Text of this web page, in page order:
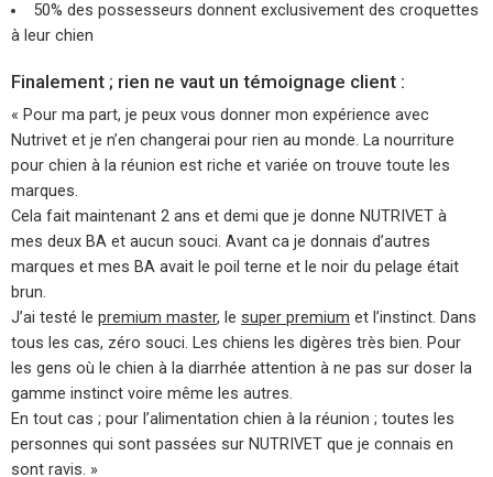
50% des possesseurs donnent exclusivement des croquettes
à leur chien
Finalement ; rien ne vaut un témoignage client :
« Pour ma part, je peux vous donner mon expérience avec
Nutrivet et je n’en changerai pour rien au monde. La nourriture
pour chien à la réunion est riche et variée on trouve toute les
marques.
Cela fait maintenant 2 ans et demi que je donne NUTRIVET à
mes deux BA et aucun souci. Avant ca je donnais d’autres
marques et mes BA avait le poil terne et le noir du pelage était
brun.
J’ai testé le premium master, le super premium et l’instinct. Dans
tous les cas, zéro souci. Les chiens les digères très bien. Pour
les gens où le chien à la diarrhée attention à ne pas sur doser la
gamme instinct voire même les autres.
En tout cas ; pour l’alimentation chien à la réunion ; toutes les
personnes qui sont passées sur NUTRIVET que je connais en
sont ravis. »